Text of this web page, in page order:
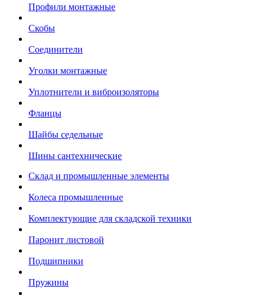
Профили монтажные
Скобы
Соединители
Уголки монтажные
Уплотнители и виброизоляторы
Фланцы
Шайбы седельные
Шины сантехнические
Склад и промышленные элементы
Колеса промышленные
Комплектующие для складской техники
Паронит листовой
Подшипники
Пружины